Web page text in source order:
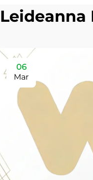
Leideanna
06
Mar